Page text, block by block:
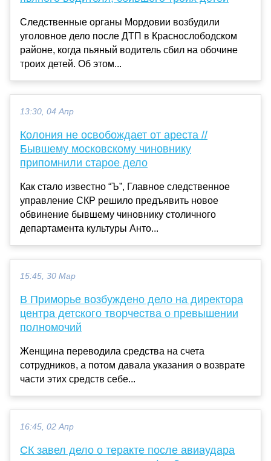
Следственные органы Мордовии возбудили
уголовное дело после ДТП в Краснослободском
районе, когда пьяный водитель сбил на обочине
троих детей. Об этом...
13:30, 04 Апр
Колония не освобождает от ареста //
Бывшему московскому чиновнику
припомнили старое дело
Как стало известно “Ъ”, Главное следственное
управление СКР решило предъявить новое
обвинение бывшему чиновнику столичного
департамента культуры Анто...
15:45, 30 Мар
В Приморье возбуждено дело на директора
центра детского творчества о превышении
полномочий
Женщина переводила средства на счета
сотрудников, а потом давала указания о возврате
части этих средств себе...
16:45, 02 Апр
СК завел дело о теракте после авиаудара